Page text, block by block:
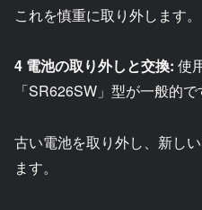
これを慎重に取り外します。
4 電池の取り外しと交換: 使
「SR626SW」型が一般的で
古い電池を取り外し、新し
ます。